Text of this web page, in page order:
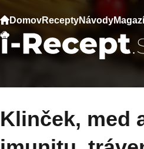
DomovReceptyNávody
Klinček, med a škorica: Prírodná zmes pre